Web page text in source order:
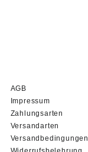
AGB
Impressum
Zahlungsarten
Versandarten
Versandbedingungen